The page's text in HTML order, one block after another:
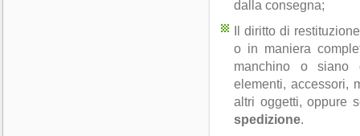
dalla consegna;
Il diritto di
o in maniera
manchino o siano
elementi, accessori,
altri oggetti, oppure
spedizione.